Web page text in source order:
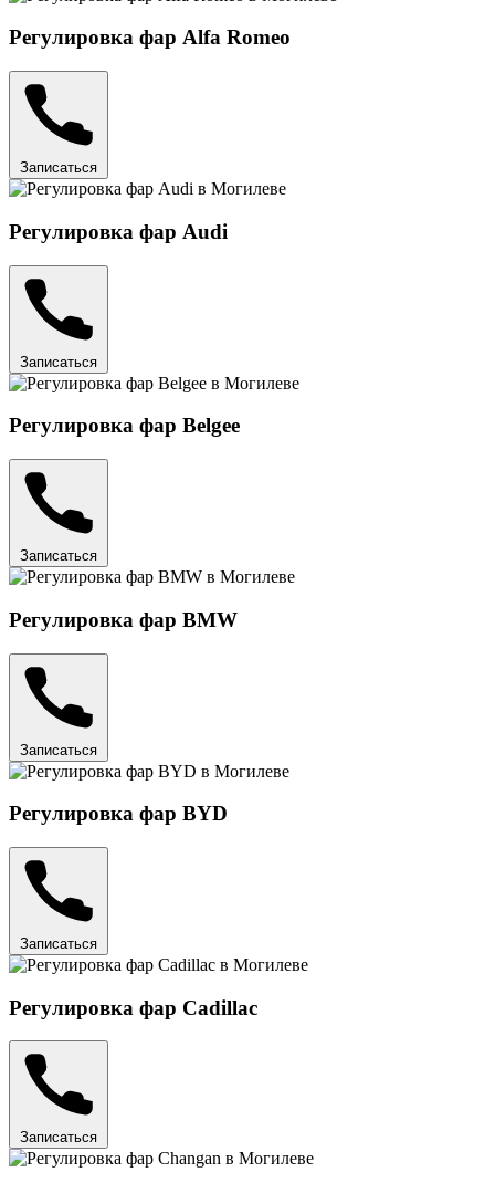
Регулировка фар Alfa Romeo
Записаться
Регулировка фар Audi
Записаться
Регулировка фар Belgee
Записаться
Регулировка фар BMW
Записаться
Регулировка фар BYD
Записаться
Регулировка фар Cadillac
Записаться